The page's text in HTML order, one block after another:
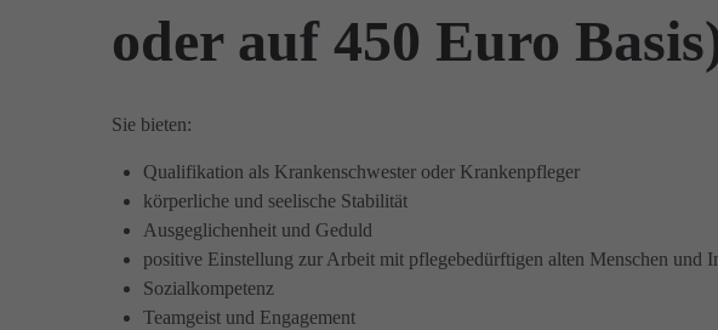
Anmelden
oder auf 450 Euro
Sie bieten:
Qualifikation als Krankenschwester oder Krankenpfleger
körperliche und seelische Stabilität
Ausgeglichenheit und Geduld
positive Einstellung zur Arbeit mit pflegebedürftigen alten Menschen und
Sozialkompetenz
Teamgeist und Engagement